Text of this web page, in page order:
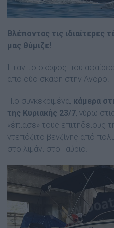
Βλέποντας τις ιδιαίτερες
μας θύμιζε!
Ήταν το σκάφος που
από δύο σκάφη στην Άνδρο.
Πιο συγκεκριμένα, κάμερα
της Κυριακής 23/7, γύρω
«έπιασε» τους επιτήδειους
ντεπόζιτο βενζίνης από
στο λιμάνι στο Γαύριο.